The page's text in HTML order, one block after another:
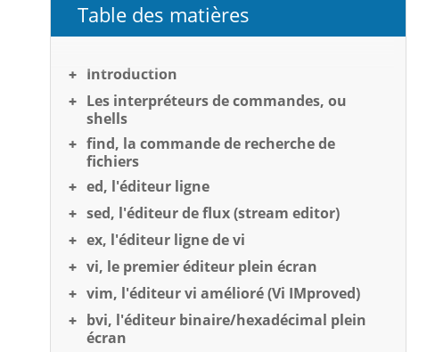
Table des matières
Introduction
Les interpréteurs de commandes, ou
shells
find, la commande de recherche de
fichiers
ed, l'éditeur ligne
sed, l'éditeur de flux (stream editor)
ex, l'éditeur ligne de vi
vi, le premier éditeur plein écran
vim, l'éditeur vi amélioré (Vi IMproved)
bvi, l'éditeur binaire/hexadécimal plein
écran